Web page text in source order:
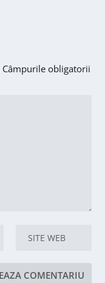
Câmpurile obligatorii